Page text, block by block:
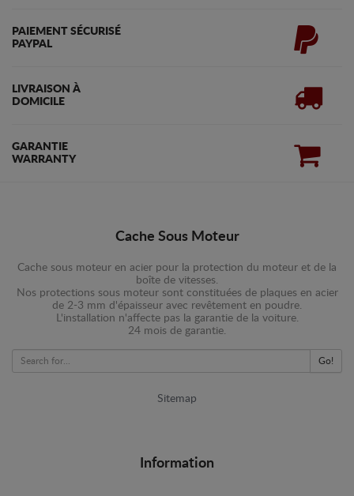
PAIEMENT SÉCURISÉ
PAYPAL
LIVRAISON À
DOMICILE
GARANTIE
WARRANTY
Cache Sous Moteur
Cache sous moteur en acier pour la protection du moteur et de la
boîte de vitesses.
Nos protections sous moteur sont constituées de plaques en acier
de 2-3 mm d'épaisseur avec revêtement en poudre.
L'installation n'affecte pas la garantie de la voiture.
24 mois de garantie.
Go!
Sitemap
Information